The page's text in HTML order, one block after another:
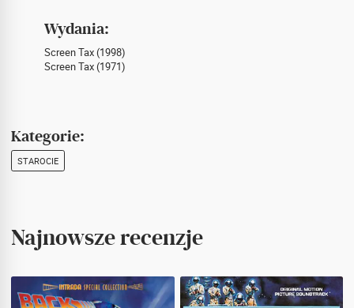
Wydania:
Screen Tax (1998)
Screen Tax (1971)
Kategorie:
STAROCIE
Najnowsze recenzje